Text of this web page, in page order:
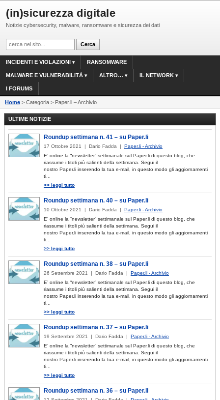
(in)sicurezza digitale
Notizie cybersecurity, malware, ransomware e sicurezza dei dati
INCIDENTI E VIOLAZIONI RANSOMWARE
MALWARE E VULNERABILITÀ ALTRO… IL NETWORK
I FORUMS
Home > Categoria > Paper.li – Archivio
ULTIME NOTIZIE
Roundup settimana n. 41 – su Paper.li
17 Ottobre 2021 | Dario Fadda | Paper.li - Archivio
E’ online la “newsletter” settimanale sul Paper.li di questo blog, che
riassume i titoli più salienti della settimana. Segui il
nostro Paper.li inserendo la tua e-mail, in questo modo gli aggiornamenti
ti...
>> leggi tutto
Roundup settimana n. 40 – su Paper.li
10 Ottobre 2021 | Dario Fadda | Paper.li - Archivio
E’ online la “newsletter” settimanale sul Paper.li di questo blog, che
riassume i titoli più salienti della settimana. Segui il
nostro Paper.li inserendo la tua e-mail, in questo modo gli aggiornamenti
ti...
>> leggi tutto
Roundup settimana n. 38 – su Paper.li
26 Settembre 2021 | Dario Fadda | Paper.li - Archivio
E’ online la “newsletter” settimanale sul Paper.li di questo blog, che
riassume i titoli più salienti della settimana. Segui il
nostro Paper.li inserendo la tua e-mail, in questo modo gli aggiornamenti
ti...
>> leggi tutto
Roundup settimana n. 37 – su Paper.li
19 Settembre 2021 | Dario Fadda | Paper.li - Archivio
E’ online la “newsletter” settimanale sul Paper.li di questo blog, che
riassume i titoli più salienti della settimana. Segui il
nostro Paper.li inserendo la tua e-mail, in questo modo gli aggiornamenti
ti...
>> leggi tutto
Roundup settimana n. 36 – su Paper.li